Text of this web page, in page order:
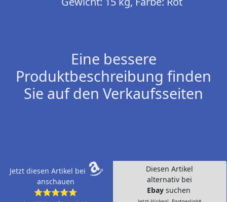
Eine bessere
Produktbeschreibung finden
Sie auf den Verkaufsseiten
Jetzt diesen Artikel bei
anschauen
⭐⭐⭐⭐⭐
Diesen Artikel
alternativ bei
Ebay suchen